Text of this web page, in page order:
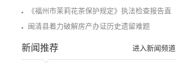
《福州市茉莉花茶保护规定》执法检查报告直
闽清县着力破解房产办证历史遗留难题
进入新闻频道
新闻推荐